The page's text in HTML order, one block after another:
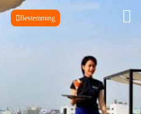
Bestemming